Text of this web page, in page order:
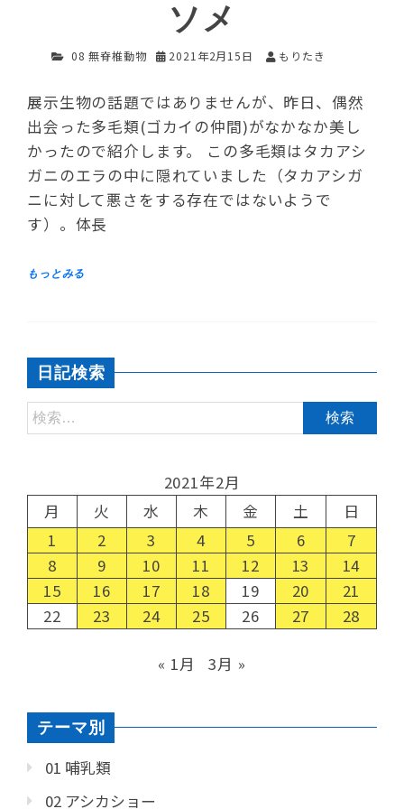
ソメ
08 無脊椎動物 2021年2月15日 もりたき
展示生物の話題ではありませんが、昨日、偶然
出会った多毛類(ゴカイの仲間)がなかなか美し
かったので紹介します。 この多毛類はタカアシ
ガニのエラの中に隠れていました（タカアシガ
ニに対して悪さをする存在ではないようで
す）。体長
日記検索
2021年2月
月
火 水 木 金 土
日
1
2 3 4 5 6
7
8
9 10 11 12 13
14
15
16 17 18 19 20
21
22
23 24 25 26 27 28
« 1月 3月 »
テーマ別
01 哺乳類
02 アシカショー